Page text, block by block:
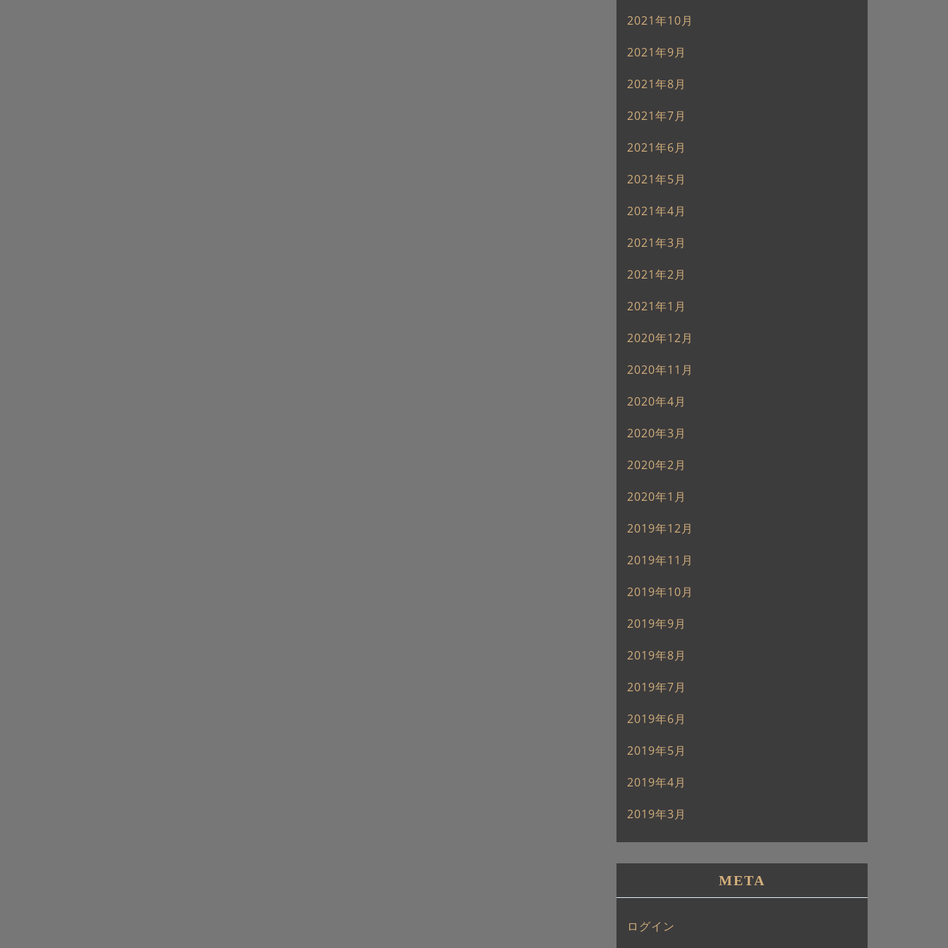
2021年10月
2021年9月
2021年8月
2021年7月
2021年6月
2021年5月
2021年4月
2021年3月
2021年2月
2021年1月
2020年12月
2020年11月
2020年4月
2020年3月
2020年2月
2020年1月
2019年12月
2019年11月
2019年10月
2019年9月
2019年8月
2019年7月
2019年6月
2019年5月
2019年4月
2019年3月
META
ログイン